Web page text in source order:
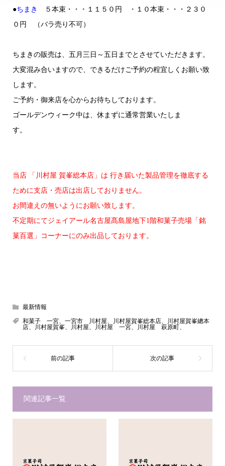
●ちまき
５本束・・・１１５０円 ・１０本束・・・２３０
０円 （バラ売り不可）
ちまきの販売は、五月三日～五日までとさせていただきます。
大変混み合いますので、できるだけご予約の程宜しくお願い致
します。
ご予約・御来店を心からお待ちしております。
ゴールデンウィーク中は、休まずに通常営業いたしま
す。
当店 「川村屋 賀峯総本店」は 行き届いた製品管理を徹底する
ために支店・売店は出店しておりません。
お間違えの無いようにお願い致します。
不定期にてジェイアール名古屋髙島屋地下1階和菓子売場「銘
菓百選」コーナーにのみ出品しております。
最新情報
和菓子 一宮、一宮市 川村屋、川村屋賀峯総本店、川村屋賀峯總本
店、川村屋賀峯、川村屋、川村屋 一宮、川村屋 萩原町、
関連記事一覧